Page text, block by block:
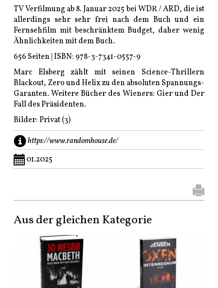
TV Verfilmung ab 8. Januar 2025 bei WDR / ARD, die ist
allerdings sehr sehr frei nach dem Buch und ein
Fernsehfilm mit beschränktem Budget, daher wenig
Ähnlichkeiten mit dem Buch.
656 Seiten | ISBN: 978-3-7341-0557-9
Marc Elsberg zählt mit seinen Science-Thrillern
Blackout, Zero und Helix zu den absoluten Spannungs-
Garanten. Weitere Bücher des Wieners: Gier und Der
Fall des Präsidenten.
Bilder: Privat (3)
https://www.randomhouse.de/
01.2025
Aus der gleichen Kategorie